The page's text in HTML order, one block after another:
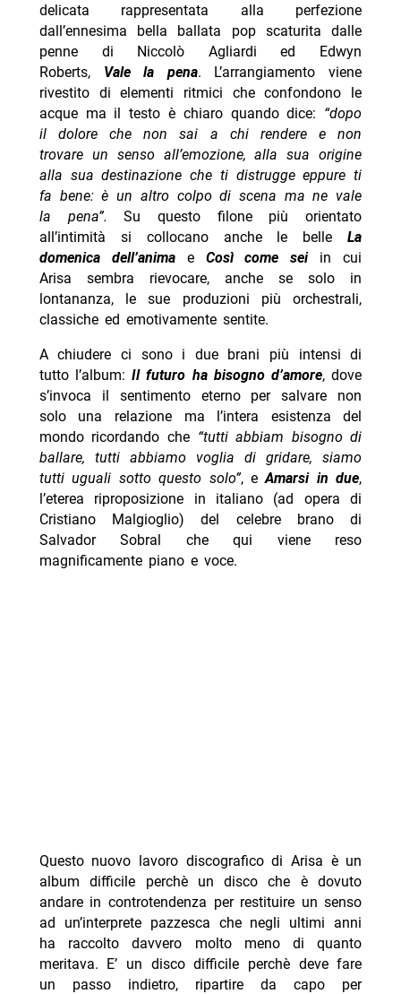
delicata rappresentata alla perfezione
dall’ennesima bella ballata pop scaturita dalle
penne di Niccolò Agliardi ed Edwyn
Roberts, Vale la pena. L’arrangiamento viene
rivestito di elementi ritmici che confondono le
acque ma il testo è chiaro quando dice: “dopo
il dolore che non sai a chi rendere e non
trovare un senso all’emozione, alla sua origine
alla sua destinazione che ti distrugge eppure ti
fa bene: è un altro colpo di scena ma ne vale
la pena”.Su questo filone più orientato
all’intimità si collocano anche le belleLa
domenica dell’anima e Così come seiin cui
Arisa sembra rievocare, anche se solo in
lontananza, le sue produzioni più orchestrali,
classiche ed emotivamente sentite.
A chiudere ci sono i due brani più intensi di
tutto l’album:Il futuro ha bisogno d’amore, dove
s’invoca il sentimento eterno per salvare non
solo una relazione ma l’intera esistenza del
mondo ricordando che “tutti abbiam bisogno di
ballare, tutti abbiamo voglia di gridare, siamo
tutti uguali sotto questo solo”, eAmarsi in due,
l’eterea riproposizione in italiano (ad opera di
Cristiano Malgioglio) del celebre brano di
Salvador Sobral che qui viene reso
magnificamente piano e voce.
Questo nuovo lavoro discografico di Arisa è un
album difficile perchè un disco che è dovuto
andare in controtendenza per restituire un senso
ad un’interprete pazzesca che negli ultimi anni
ha raccolto davvero molto meno di quanto
meritava. E’ un disco difficile perchè deve fare
un passo indietro, ripartire da capo per